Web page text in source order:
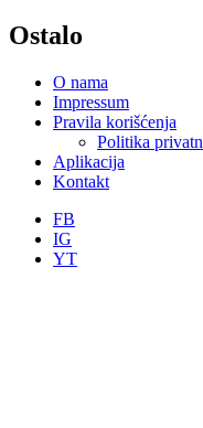
Ostalo
O nama
Impressum
Pravila korišćenja
Politika
Aplikacija
Kontakt
FB
IG
YT